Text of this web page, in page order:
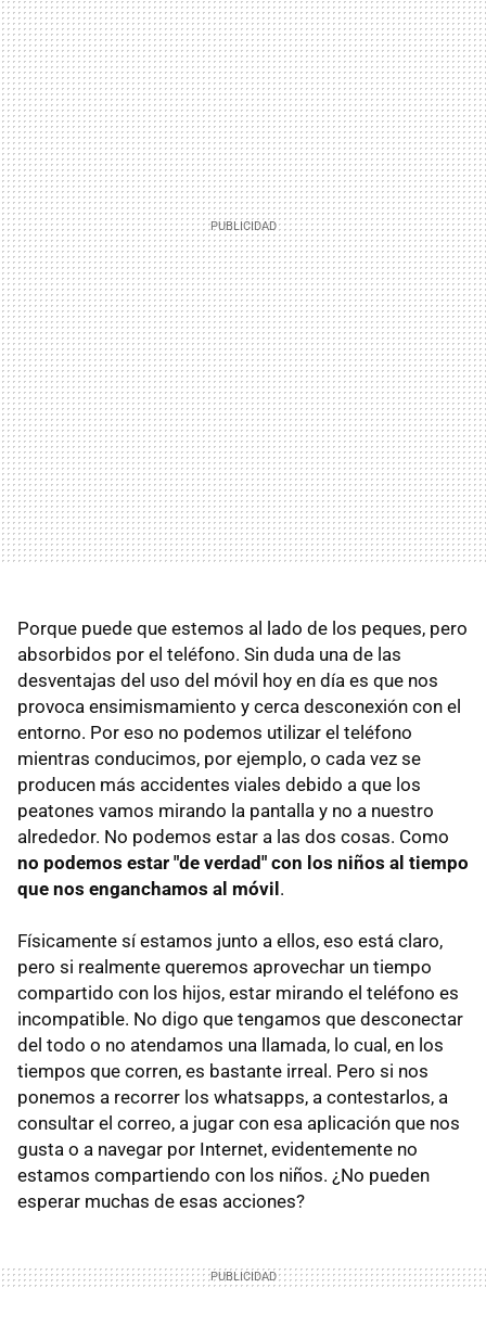
Porque puede que estemos al lado de los peques, pero
absorbidos por el teléfono. Sin duda una de las
desventajas del uso del móvil hoy en día es que nos
provoca ensimismamiento y cerca desconexión con el
entorno. Por eso no podemos utilizar el teléfono
mientras conducimos, por ejemplo, o cada vez se
producen más accidentes viales debido a que los
peatones vamos mirando la pantalla y no a nuestro
alrededor. No podemos estar a las dos cosas. Como
no podemos estar "de verdad" con los niños al tiempo
que nos enganchamos al móvil.
Físicamente sí estamos junto a ellos, eso está claro,
pero si realmente queremos aprovechar un tiempo
compartido con los hijos, estar mirando el teléfono es
incompatible. No digo que tengamos que desconectar
del todo o no atendamos una llamada, lo cual, en los
tiempos que corren, es bastante irreal. Pero si nos
ponemos a recorrer los whatsapps, a contestarlos, a
consultar el correo, a jugar con esa aplicación que nos
gusta o a navegar por Internet, evidentemente no
estamos compartiendo con los niños. ¿No pueden
esperar muchas de esas acciones?